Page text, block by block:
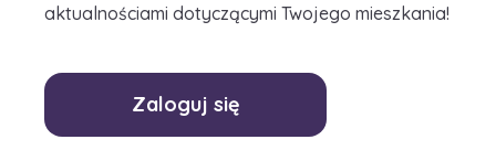
aktualnościami dotyczącymi Twojego mieszkania!
Zaloguj się